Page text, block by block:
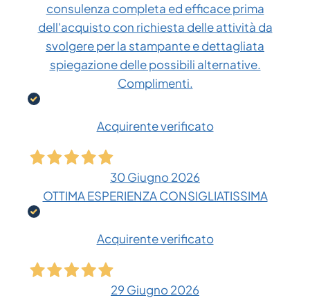
consulenza completa ed efficace prima
dell'acquisto con richiesta delle attività da
svolgere per la stampante e dettagliata
spiegazione delle possibili alternative.
Complimenti.
Acquirente verificato
30 Giugno 2026
OTTIMA ESPERIENZA CONSIGLIATISSIMA
Acquirente verificato
29 Giugno 2026